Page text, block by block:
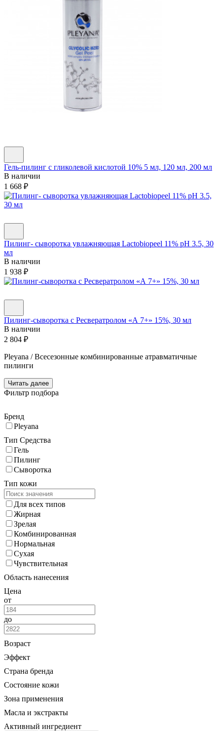
Гель-пилинг с гликолевой кислотой 10% 5 мл, 120 мл, 200 мл
В наличии
1 668 ₽
Пилинг- сыворотка увлажняющая Lactobiopeel 11% рН 3.5, 30
мл
В наличии
1 938 ₽
Пилинг-сыворотка с Ресвератролом «А 7+» 15%, 30 мл
В наличии
2 804 ₽
Pleyana / Всесезонные комбинированные атравматичные
пилинги
Читать далее
Фильтр подбора
Бренд
Pleyana
Тип Средства
Гель
Пилинг
Сыворотка
Тип кожи
Для всех типов
Жирная
Зрелая
Комбинированная
Нормальная
Сухая
Чувствительная
Область нанесения
Цена
от
до
Возраст
Эффект
Страна бренда
Состояние кожи
Зона применения
Масла и экстракты
Активный ингредиент